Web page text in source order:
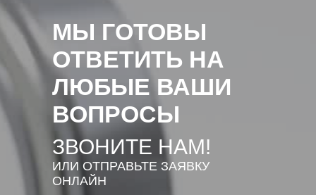
МЫ ГОТОВЫ
ОТВЕТИТЬ НА
ЛЮБЫЕ ВАШИ
ВОПРОСЫ
ЗВОНИТЕ НАМ!
ИЛИ ОТПРАВЬТЕ ЗАЯВКУ
ОНЛАЙН